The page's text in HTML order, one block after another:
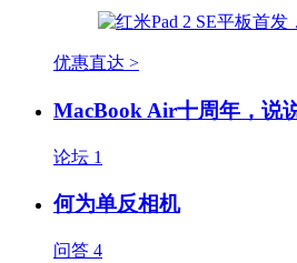
优惠直达 >
MacBook Air十周年，说
论坛 1
何为单反相机
问答 4